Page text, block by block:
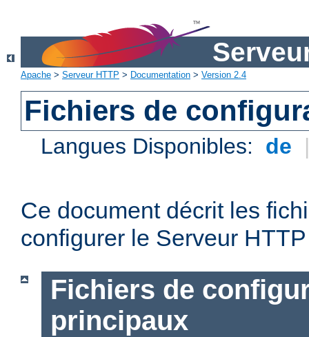
Apache > Serveur HTTP > Documentation > Version 2.4
Fichiers de
Langues Disponibles: de
Ce document décrit les
configurer le Serveur
Fichiers de
principaux